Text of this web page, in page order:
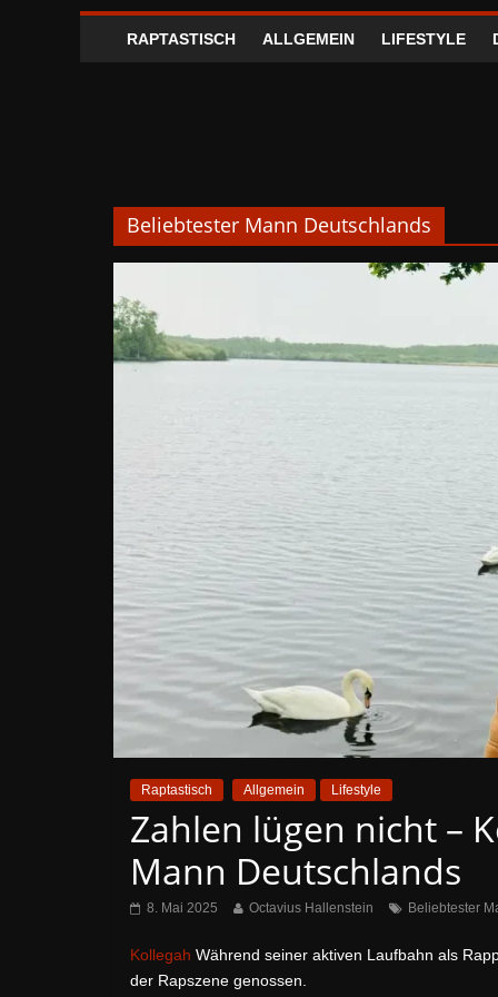
RAPTASTISCH ALLGEMEIN LIFESTYLE
Beliebtester Mann Deutschlands
Raptastisch Allgemein Lifestyle
Zahlen lügen nicht –
Mann Deutschlands
8. Mai 2025 Octavius Hallenstein Beliebtester
Kollegah Während seiner aktiven Laufbahn als
der Rapszene genossen.